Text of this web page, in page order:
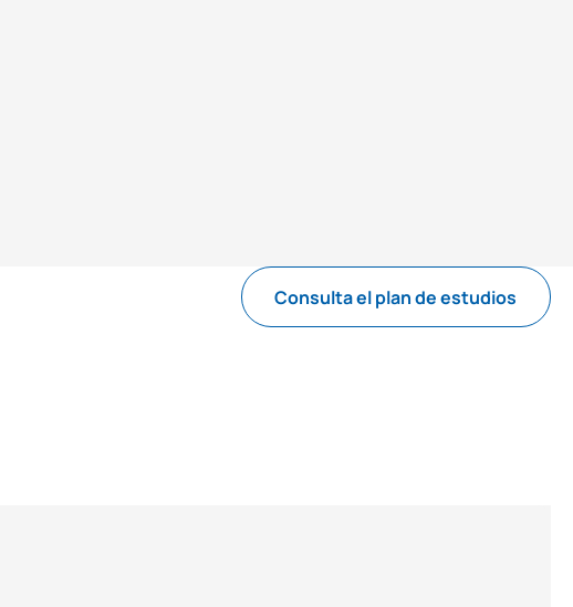
Consulta el plan de estudios